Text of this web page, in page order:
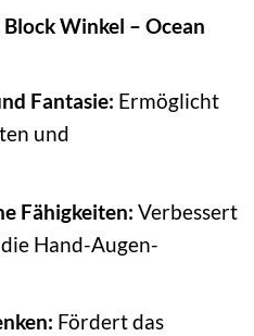
Winkel – Ocean
Fantasie: Ermöglicht
und
Fähigkeiten: Verbessert
Hand-Augen-
Fördert das